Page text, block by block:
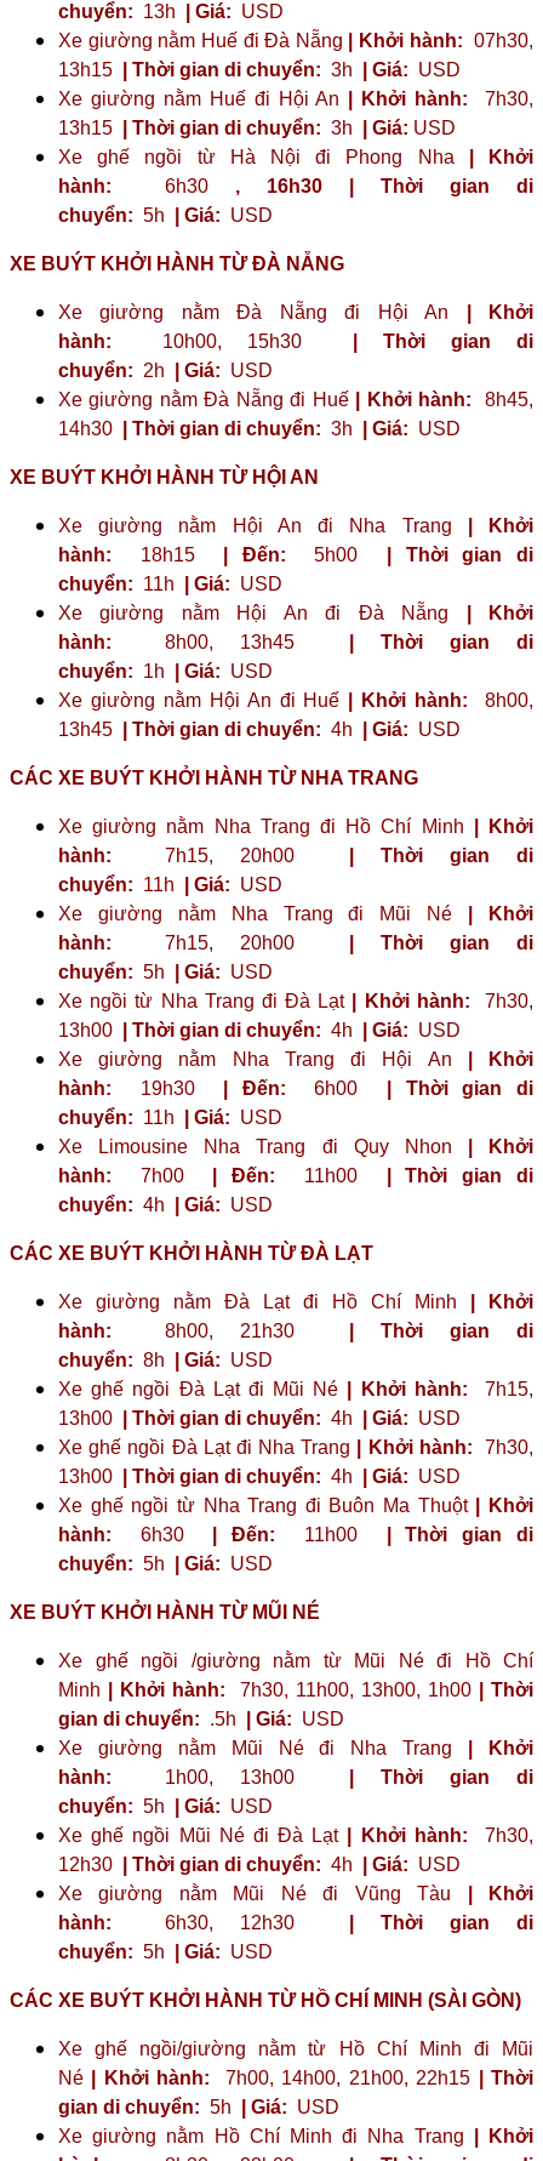
chuyển: 13h | Giá: USD
Xe giường nằm Huế đi Đà Nẵng
| Khởi hành: 07h30,
13h15
| Thời gian di chuyển: 3h | Giá: USD
Xe giường nằm Huế đi Hội An
| Khởi hành: 7h30,
13h15
| Thời gian di chuyển: 3h | Giá: USD
Xe ghế ngồi từ Hà Nội đi Phong Nha
| Khởi
hành: 6h30 , 16h30
| Thời gian di
chuyển: 5h | Giá: USD
XE BUÝT KHỞI HÀNH TỪ ĐÀ NẴNG
Xe giường nằm Đà Nẵng đi Hội An
| Khởi
hành: 10h00, 15h30
| Thời gian di
chuyển: 2h | Giá: USD
Xe giường nằm Đà Nẵng đi Huế
| Khởi hành: 8h45,
14h30
| Thời gian di chuyển: 3h | Giá: USD
XE BUÝT KHỞI HÀNH TỪ HỘI AN
Xe giường nằm Hội An đi Nha Trang
| Khởi
hành: 18h15 | Đến: 5h00
| Thời gian di
chuyển: 11h | Giá: USD
Xe giường nằm Hội An đi Đà Nẵng
| Khởi
hành: 8h00, 13h45
| Thời gian di
chuyển: 1h | Giá: USD
Xe giường nằm Hội An đi Huế
| Khởi hành: 8h00,
13h45
| Thời gian di chuyển: 4h | Giá: USD
CÁC XE BUÝT KHỞI HÀNH TỪ NHA TRANG
Xe giường nằm Nha Trang đi Hồ Chí Minh
| Khởi
hành: 7h15, 20h00
| Thời gian di
chuyển: 11h | Giá: USD
Xe giường nằm Nha Trang đi Mũi Né
| Khởi
hành: 7h15, 20h00
| Thời gian di
chuyển: 5h | Giá: USD
Xe ngồi từ Nha Trang đi Đà Lạt
| Khởi hành: 7h30,
13h00
| Thời gian di chuyển: 4h | Giá: USD
Xe giường nằm Nha Trang đi Hội An
| Khởi
hành: 19h30 | Đến: 6h00
| Thời gian di
chuyển: 11h | Giá: USD
Xe Limousine Nha Trang đi Quy Nhon
| Khởi
hành: 7h00 | Đến: 11h00
| Thời gian di
chuyển: 4h | Giá: USD
CÁC XE BUÝT KHỞI HÀNH TỪ ĐÀ LẠT
Xe giường nằm Đà Lạt đi Hồ Chí Minh
| Khởi
hành: 8h00, 21h30
| Thời gian di
chuyển: 8h | Giá: USD
Xe ghế ngồi Đà Lạt đi Mũi Né
| Khởi hành: 7h15,
13h00
| Thời gian di chuyển: 4h | Giá: USD
Xe ghế ngồi Đà Lạt đi Nha Trang
| Khởi hành: 7h30,
13h00
| Thời gian di chuyển: 4h | Giá: USD
Xe ghế ngồi từ Nha Trang đi Buôn Ma Thuột
| Khởi
hành: 6h30 | Đến: 11h00
| Thời gian di
chuyển: 5h | Giá: USD
XE BUÝT KHỞI HÀNH TỪ MŨI NÉ
Xe ghế ngồi /giường nằm từ Mũi Né đi Hồ Chí
Minh
| Khởi hành: 7h30, 11h00, 13h00, 1h00
| Thời
gian di chuyển: .5h | Giá: USD
Xe giường nằm Mũi Né đi Nha Trang
| Khởi
hành: 1h00, 13h00
| Thời gian di
chuyển: 5h | Giá: USD
Xe ghế ngồi Mũi Né đi Đà Lạt
| Khởi hành: 7h30,
12h30
| Thời gian di chuyển: 4h | Giá: USD
Xe giường nằm Mũi Né đi Vũng Tàu
| Khởi
hành: 6h30, 12h30
| Thời gian di
chuyển: 5h | Giá: USD
CÁC XE BUÝT KHỞI HÀNH TỪ HỒ CHÍ MINH (SÀI GÒN)
Xe ghế ngồi/giường nằm từ Hồ Chí Minh đi Mũi
Né
| Khởi hành: 7h00, 14h00, 21h00, 22h15
| Thời
gian di chuyển: 5h | Giá: USD
Xe giường nằm Hồ Chí Minh đi Nha Trang
| Khởi